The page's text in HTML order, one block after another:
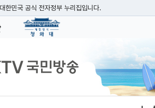
한민국 공식 전자정부 누리집입니다.
소 확인하기
는 .kr등 다른 도메인 주소를 사용하고 있다면 아래 URL
누리집보기